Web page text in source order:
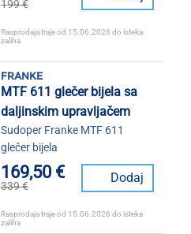
199 €
Rasprodaja traje od 15.06.2026 do isteka
zaliha
franke
MTF 611 glečer bijela sa
daljinskim upravljačem
Sudoper Franke MTF 611
glečer bijela
169,50 €
339 €
Dodaj
Rasprodaja traje od 15.06.2026 do isteka
zaliha